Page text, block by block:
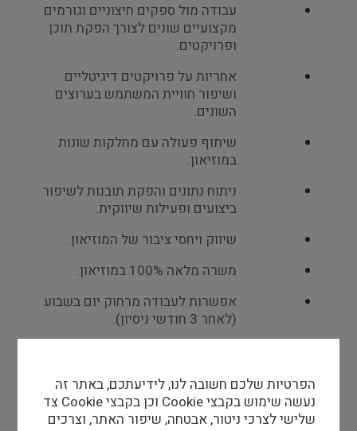
עבודה מול ספקים חיצוניים וגורמים
מקצועיים שונים לצורך הפקת תוכן
ופרויקטים.
אחריות על פרויקטים דיגיטליים
ושיפור חוויית המשתמש בערוצים
השונים.
שיתוף פעולה עם מחלקות שונות
במוזיאון.
ניתוח נתונים והפקת תובנות לשיפור
ביצועים ופעילות שיווקית.
שיווק ויחסי ציבור של המוזיאון.
משרה מלאה 100% במוזיאון.
אפשרות לעבודה מרחוק יום בשבוע
(לאחר 3 חודשי ניסיון).
דרישות התפקיד:
הפרטיות שלכם חשובה לנו, לידיעתכם, באתר זה
נעשה שימוש בקבצי Cookie וכן בקבצי Cookie צד
שלישי לצרכי ניטור, אבטחה, שיפור האתר, וצרכים